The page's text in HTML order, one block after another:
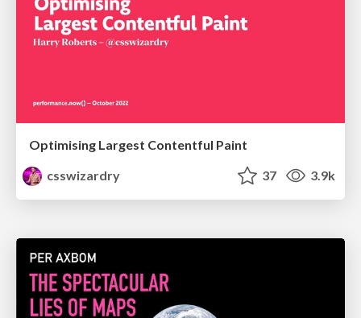
Optimising Largest Contentful Paint
csswizardry
37 3.9k